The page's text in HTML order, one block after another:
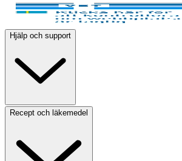
Hjälp och support
Recept och läkemedel